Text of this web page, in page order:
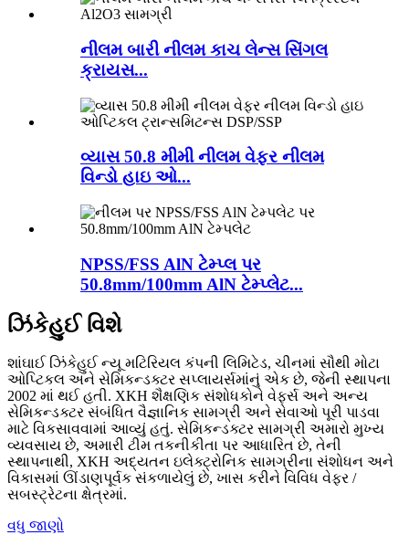
નીલમ બારી નીલમ કાચ લેન્સ સિંગલ
ક્રાયસ...
વ્યાસ 50.8 મીમી નીલમ વેફર નીલમ
વિન્ડો હાઇ ઓ...
NPSS/FSS AlN ટેમ્પ્લ પર
50.8mm/100mm AlN ટેમ્પ્લેટ...
ઝિંકેહુઈ વિશે
શાંઘાઈ ઝિંકેહુઈ ન્યૂ મટિરિયલ કંપની લિમિટેડ, ચીનમાં સૌથી મોટા
ઓપ્ટિકલ અને સેમિકન્ડક્ટર સપ્લાયર્સમાંનું એક છે, જેની સ્થાપના
2002 માં થઈ હતી. XKH શૈક્ષણિક સંશોધકોને વેફર્સ અને અન્ય
સેમિકન્ડક્ટર સંબંધિત વૈજ્ઞાનિક સામગ્રી અને સેવાઓ પૂરી પાડવા
માટે વિકસાવવામાં આવ્યું હતું. સેમિકન્ડક્ટર સામગ્રી અમારો મુખ્ય
વ્યવસાય છે, અમારી ટીમ તકનીકીતા પર આધારિત છે, તેની
સ્થાપનાથી, XKH અદ્યતન ઇલેક્ટ્રોનિક સામગ્રીના સંશોધન અને
વિકાસમાં ઊંડાણપૂર્વક સંકળાયેલું છે, ખાસ કરીને વિવિધ વેફર /
સબસ્ટ્રેટના ક્ષેત્રમાં.
વધુ જાણો